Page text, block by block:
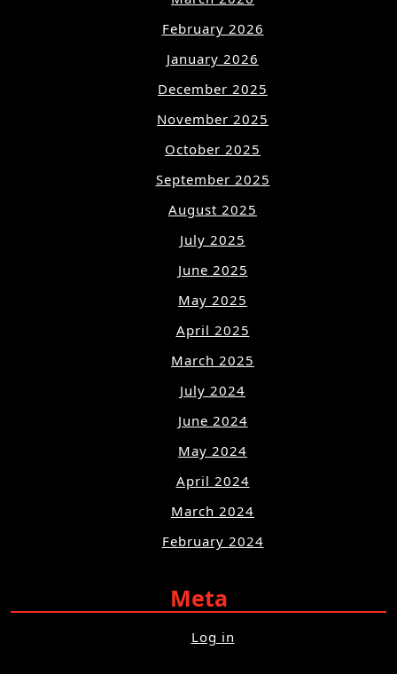
February 2026
January 2026
December 2025
November 2025
October 2025
September 2025
August 2025
July 2025
June 2025
May 2025
April 2025
March 2025
July 2024
June 2024
May 2024
April 2024
March 2024
February 2024
Meta
Log in